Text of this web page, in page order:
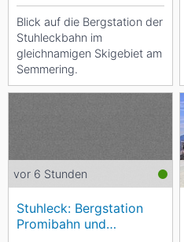
Blick auf die Bergstation der
Stuhleckbahn im
gleichnamigen Skigebiet am
Semmering.
vor 6 Stunden
Stuhleck: Bergstation
Promibahn und